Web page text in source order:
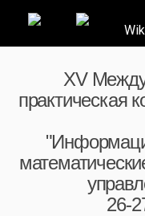
XV
практическая
26-